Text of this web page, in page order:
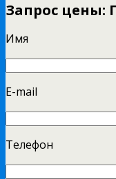
Запрос цены:
Имя
E-mail
Телефон